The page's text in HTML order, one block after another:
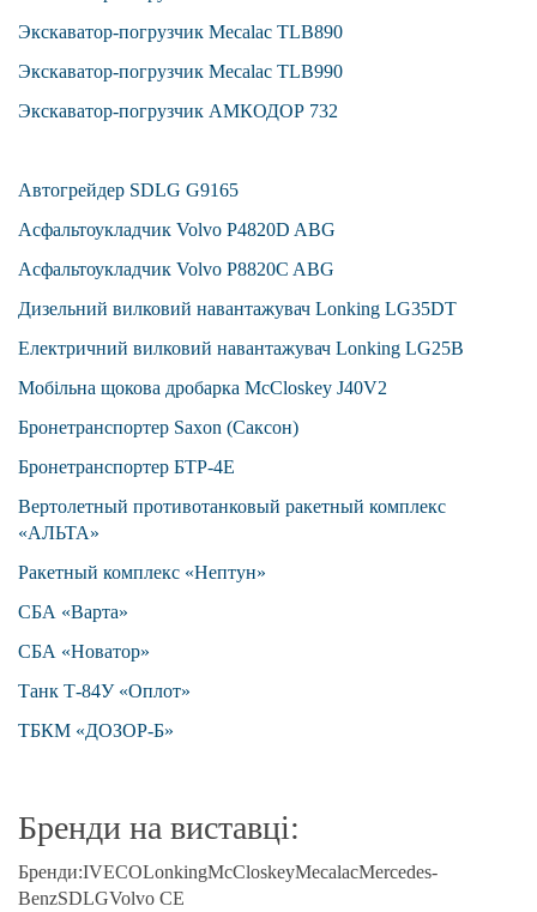
Экскаватор-погрузчик Mecalac TLB890
Экскаватор-погрузчик Mecalac TLB990
Экскаватор-погрузчик АМКОДОР 732
Автогрейдер SDLG G9165
Асфальтоукладчик Volvo P4820D ABG
Асфальтоукладчик Volvo P8820C ABG
Дизельний вилковий навантажувач Lonking LG35DT
Електричний вилковий навантажувач Lonking LG25B
Мобільна щокова дробарка McCloskey J40V2
Бронетранспортер Saxon (Саксон)
Бронетранспортер БТР-4Е
Вертолетный противотанковый ракетный комплекс
«АЛЬТА»
Ракетный комплекс «Нептун»
СБА «Варта»
СБА «Новатор»
Танк Т-84У «Оплот»
ТБКМ «ДОЗОР-Б»
Бренди на виставці:
Бренди:IVECOLonkingMcCloskeyMecalacMercedes-
BenzSDLGVolvo CE